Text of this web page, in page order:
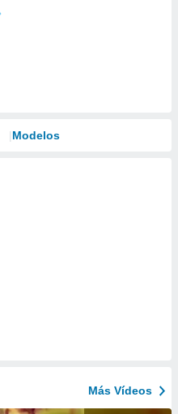
Modelos
Más Vídeos